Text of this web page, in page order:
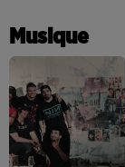
Musique